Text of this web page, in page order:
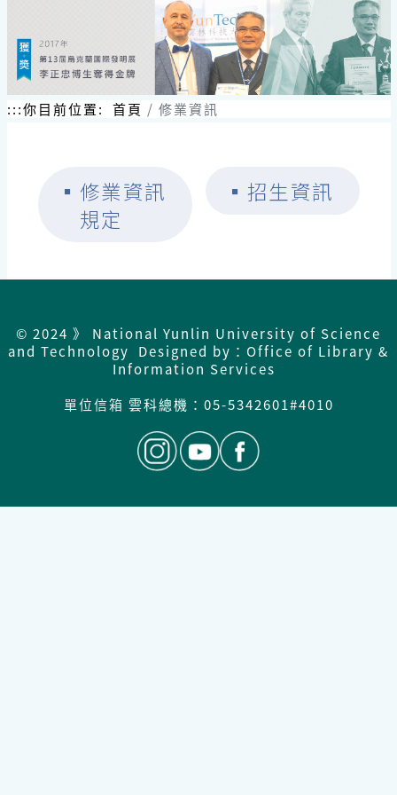
容
區:::你目前位置: 首頁 修業資訊
▪ 修業資訊
規定
▪ 招生資訊
© 2024 》 National Yunlin University of Science
and Technology Designed by：Office of Library &
Information Services
單位信箱 雲科總機： 05-5342601#4010